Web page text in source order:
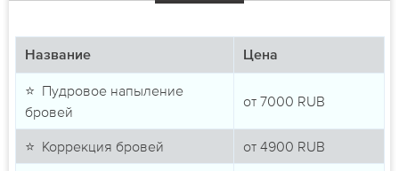
Название Цена
⭐ Пудровое напыление
бровей
от 7000 RUB
⭐ Коррекция бровей от 4900 RUB